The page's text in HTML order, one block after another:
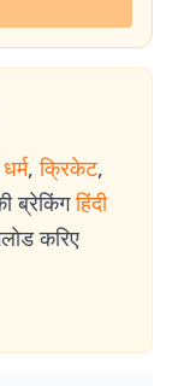
धर्म, क्रिकेट,
ब्रेकिंग हिंदी
करिए